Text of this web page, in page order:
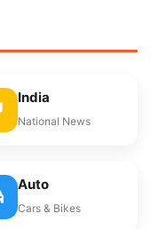
India
National News
Auto
Cars & Bikes